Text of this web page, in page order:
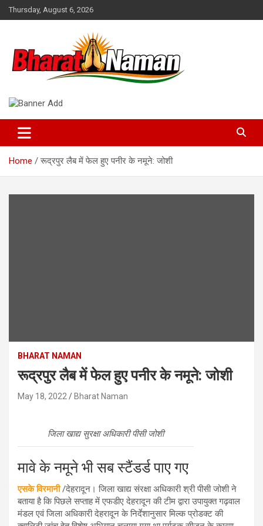
Skip
to
Thursday, August 6, 2026
Bharat Naman
Home रूद्रपुर लैब में फेल हुए पनीर के नमूने: जोशी
BHARAT NAMAN
रूद्रपुर लैब में फेल हुए पनीर के नमूने: जोशी
May 18, 2022 Bharat Naman
जिला खाद्य सुरक्षा अधिकारी पीसी जोशी
मावे के नमूने भी सब स्टैंडर्ड पाए गए
एसके विरमानी/देहरादून। जिला खाद्य संरक्षा अधिकारी श्री पीसी जोशी ने
बताया है कि पिछले सप्ताह में एफडीए देहरादून की टीम द्वारा उपायुक्त गढ़वाल
मंडल एवं जिला अधिकारी देहरादून के निर्देशानुसार मिल्क प्रोडक्ट की